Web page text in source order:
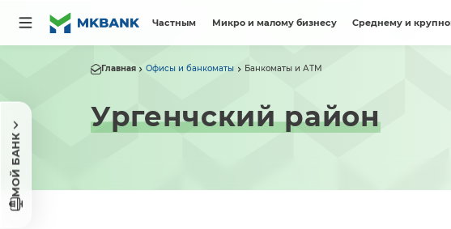
Частным Микро и малому бизнесу Среднему и
МОЙ БАНК
Главная Офисы и банкоматы Банкоматы и АТМ
Ургенчский район